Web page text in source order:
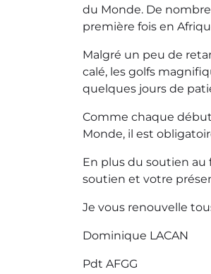
du Monde. De
première fois en
Malgré un peu de
calé, les golfs
quelques jours de
Comme chaque
Monde, il est
En plus du soutien
soutien et votre
Je vous renouvelle
Dominique LACAN
Pdt AFGG